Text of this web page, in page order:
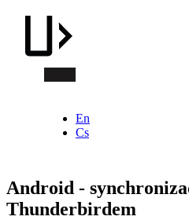
En
Cs
Android -
Thunderbirdem